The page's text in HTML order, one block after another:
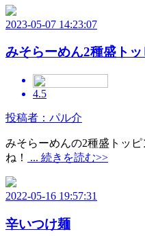
2023-05-07 14:23:07
みそらーめん2種盛ト
4.5
投稿者：パル介
みそらーめんの2種盛トッ
ね！
... 続きを読む>>
2022-05-16 19:57:31
辛いつけ麺